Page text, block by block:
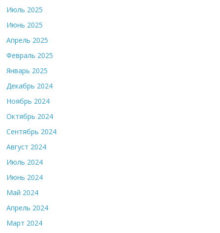
Июль 2025
Июнь 2025
Апрель 2025
Февраль 2025
Январь 2025
Декабрь 2024
Ноябрь 2024
Октябрь 2024
Сентябрь 2024
Август 2024
Июль 2024
Июнь 2024
Май 2024
Апрель 2024
Март 2024